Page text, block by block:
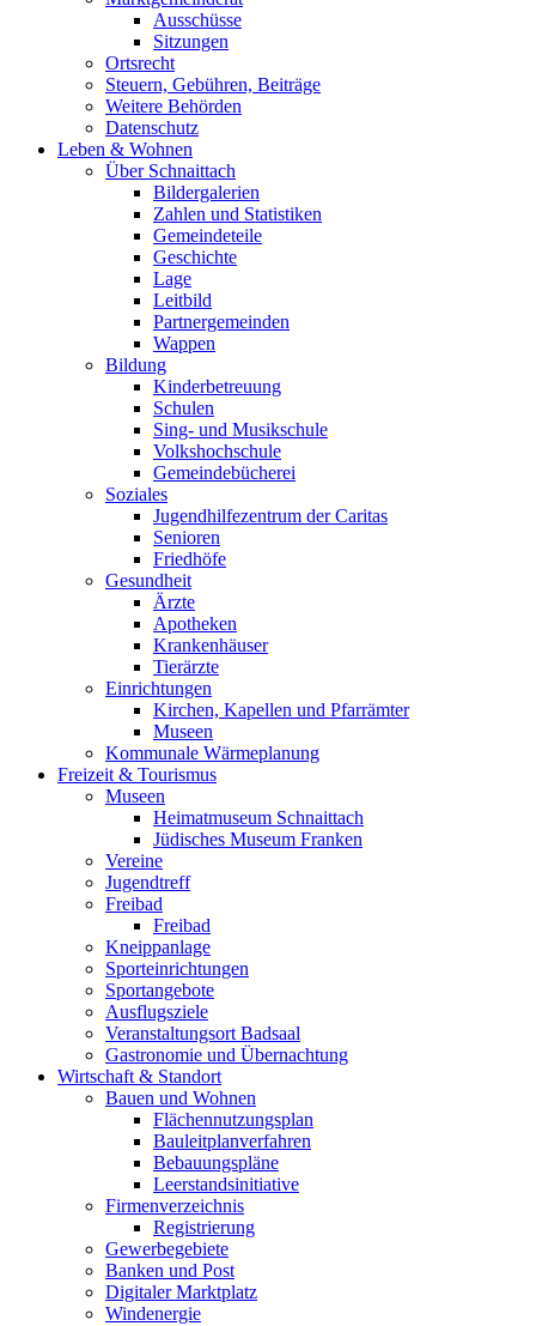
Ausschüsse
Sitzungen
Ortsrecht
Steuern, Gebühren, Beiträge
Weitere Behörden
Datenschutz
Leben & Wohnen
Über Schnaittach
Bildergalerien
Zahlen und Statistiken
Gemeindeteile
Geschichte
Lage
Leitbild
Partnergemeinden
Wappen
Bildung
Kinderbetreuung
Schulen
Sing- und Musikschule
Volkshochschule
Gemeindebücherei
Soziales
Jugendhilfezentrum der Caritas
Senioren
Friedhöfe
Gesundheit
Ärzte
Apotheken
Krankenhäuser
Tierärzte
Einrichtungen
Kirchen, Kapellen und Pfarrämter
Museen
Kommunale Wärmeplanung
Freizeit & Tourismus
Museen
Heimatmuseum Schnaittach
Jüdisches Museum Franken
Vereine
Jugendtreff
Freibad
Freibad
Kneippanlage
Sporteinrichtungen
Sportangebote
Ausflugsziele
Veranstaltungsort Badsaal
Gastronomie und Übernachtung
Wirtschaft & Standort
Bauen und Wohnen
Flächennutzungsplan
Bauleitplanverfahren
Bebauungspläne
Leerstandsinitiative
Firmenverzeichnis
Registrierung
Gewerbegebiete
Banken und Post
Digitaler Marktplatz
Windenergie